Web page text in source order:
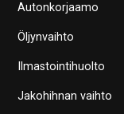
Autonkorjaamo
Öljynvaihto
Ilmastointihuolto
Jakohihnan vaihto